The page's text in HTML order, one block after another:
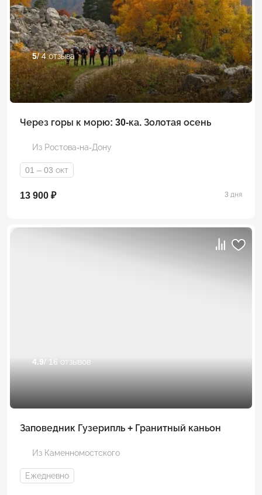
5/ 4 отзыва
Через горы к морю: 30-ка. Золотая осень
Из Ростова-на-Дону
01 – 03 окт
13 900 ₽ 3 дня
4.9 / 16 отзывов
Заповедник Гузерипль + Гранитный каньон
Из Каменномостского
Ежедневно